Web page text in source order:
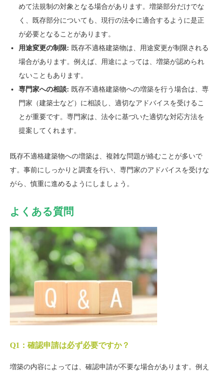
めて法規制の対象となる場合があります。増築部分だけでな
く、既存部分についても、現行の法令に適合するように是正
が必要となることがあります。
用途変更の制限: 既存不適格建築物は、用途変更が制限される
場合があります。例えば、用途によっては、増築が認められ
ないこともあります。
専門家への相談: 既存不適格建築物への増築を行う場合は、専
門家（建築士など）に相談し、適切なアドバイスを受けるこ
とが重要です。専門家は、法令に基づいた適切な対応方法を
提案してくれます。
既存不適格建築物への増築は、複雑な問題が絡むことが多いで
す。事前にしっかりと調査を行い、専門家のアドバイスを受けな
がら、慎重に進めるようにしましょう。
よくある質問
Q1：確認申請は必ず必要ですか？
増築の内容によっては、確認申請が不要な場合があります。例え